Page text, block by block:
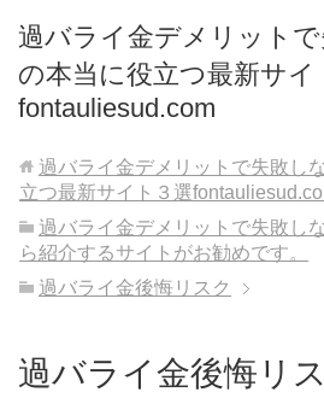
過バライ金デメリット
の本当に役立つ最新サイ
fontauliesud.com
過バライ金デメリットで失敗し
立つ最新サイト３選
過バライ金デメリットで失敗し
ら紹介するサイトがお勧めです。
過バライ金後悔リスク
過バライ金後悔リ